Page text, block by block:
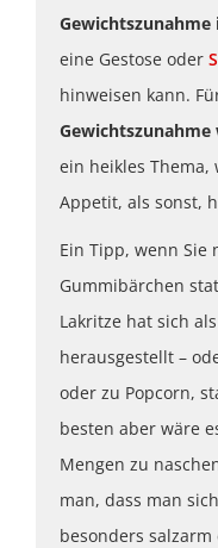
Gewichtszunahme
eine Gestose oder
hinweisen kann.
ein heikles
Appetit, als sonst,
Ein Tipp, wenn Sie
Gummibärchen
Lakritze hat sich
herausgestellt –
oder zu Popcorn,
besten aber wäre
Mengen zu
man, dass man
besonders